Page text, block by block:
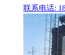
联系电话: